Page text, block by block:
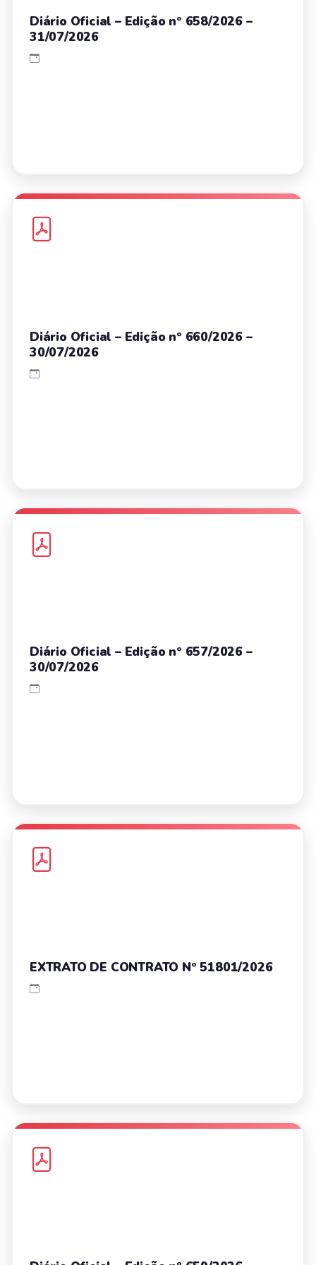
Diário Oficial – Edição nº 658/2026 –
31/07/2026
Diário Oficial – Edição nº 660/2026 –
30/07/2026
Diário Oficial – Edição nº 657/2026 –
30/07/2026
EXTRATO DE CONTRATO Nº 51801/2026